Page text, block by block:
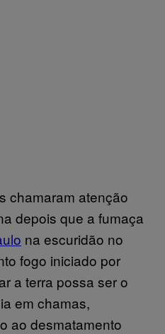
chamaram atenção
depois que a fumaça
na escuridão no
fogo iniciado por
a terra possa ser o
em chamas,
ao desmatamento